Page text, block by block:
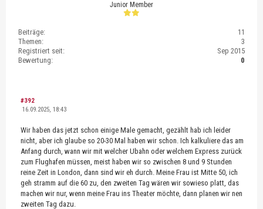
Junior Member
Beiträge:
11
Themen:
3
Registriert seit:
Sep 2015
Bewertung:
0
#392
16.09.2025, 18:43
Wir haben das jetzt schon einige Male gemacht, gezählt hab ich leider
nicht, aber ich glaube so 20-30 Mal haben wir schon. Ich kalkuliere das am
Anfang durch, wann wir mit welcher Ubahn oder welchem Express zurück
zum Flughafen müssen, meist haben wir so zwischen 8 und 9 Stunden
reine Zeit in London, dann sind wir eh durch. Meine Frau ist Mitte 50, ich
geh stramm auf die 60 zu, den zweiten Tag wären wir sowieso platt, das
machen wir nur, wenn meine Frau ins Theater möchte, dann planen wir nen
zweiten Tag dazu.